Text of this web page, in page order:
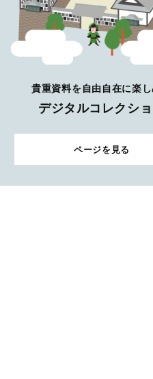
貴重資料を自由自在に楽し
デジタルコレクシ
ページを見る